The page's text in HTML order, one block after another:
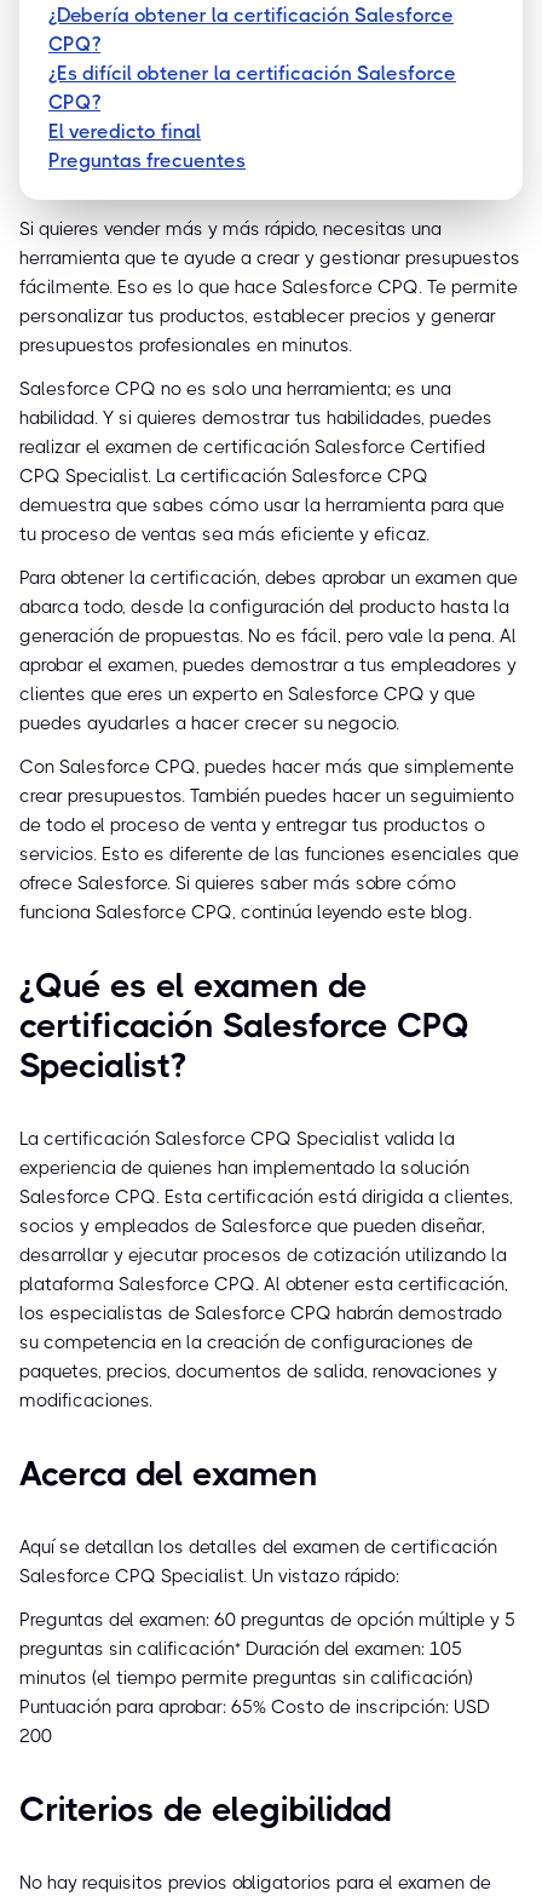
¿Debería obtener la certificación Salesforce
CPQ?
¿Es difícil obtener la certificación Salesforce
CPQ?
El veredicto final
Preguntas frecuentes
Si quieres vender más y más rápido, necesitas una
herramienta que te ayude a crear y gestionar presupuestos
fácilmente. Eso es lo que hace Salesforce CPQ. Te permite
personalizar tus productos, establecer precios y generar
presupuestos profesionales en minutos.
Salesforce CPQ no es solo una herramienta; es una
habilidad. Y si quieres demostrar tus habilidades, puedes
realizar el examen de certificación Salesforce Certified
CPQ Specialist. La certificación Salesforce CPQ
demuestra que sabes cómo usar la herramienta para que
tu proceso de ventas sea más eficiente y eficaz.
Para obtener la certificación, debes aprobar un examen que
abarca todo, desde la configuración del producto hasta la
generación de propuestas. No es fácil, pero vale la pena. Al
aprobar el examen, puedes demostrar a tus empleadores y
clientes que eres un experto en Salesforce CPQ y que
puedes ayudarles a hacer crecer su negocio.
Con Salesforce CPQ, puedes hacer más que simplemente
crear presupuestos. También puedes hacer un seguimiento
de todo el proceso de venta y entregar tus productos o
servicios. Esto es diferente de las funciones esenciales que
ofrece Salesforce. Si quieres saber más sobre cómo
funciona Salesforce CPQ, continúa leyendo este blog.
¿Qué es el examen de
certificación Salesforce CPQ
Specialist?
La certificación Salesforce CPQ Specialist valida la
experiencia de quienes han implementado la solución
Salesforce CPQ. Esta certificación está dirigida a clientes,
socios y empleados de Salesforce que pueden diseñar,
desarrollar y ejecutar procesos de cotización utilizando la
plataforma Salesforce CPQ. Al obtener esta certificación,
los especialistas de Salesforce CPQ habrán demostrado
su competencia en la creación de configuraciones de
paquetes, precios, documentos de salida, renovaciones y
modificaciones.
Acerca del examen
Aquí se detallan los detalles del examen de certificación
Salesforce CPQ Specialist. Un vistazo rápido:
Preguntas del examen: 60 preguntas de opción múltiple y 5
preguntas sin calificación* Duración del examen: 105
minutos (el tiempo permite preguntas sin calificación)
Puntuación para aprobar: 65% Costo de inscripción: USD
200
Criterios de elegibilidad
No hay requisitos previos obligatorios para el examen de